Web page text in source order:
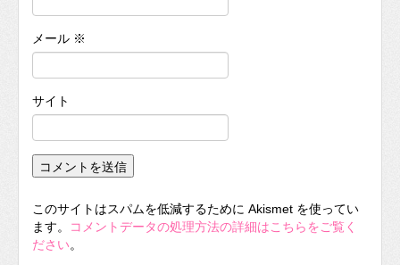
メール ※
サイト
このサイトはスパムを低減するために Akismet を使ってい
ます。
コメントデータの処理方法の詳細はこちらをご覧く
ださい。